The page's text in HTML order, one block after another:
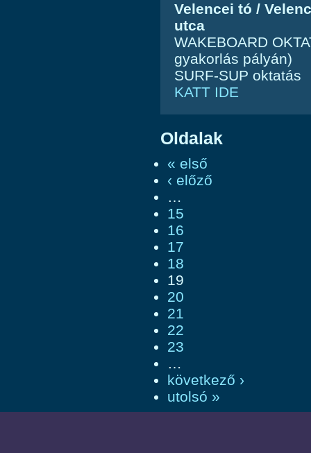
Velencei tó /
utca
WAKEBOARD
gyakorlás pályán)
SURF-SUP oktatás
KATT IDE
Oldalak
« első
‹ előző
…
15
16
17
18
19
20
21
22
23
…
következő ›
utolsó »